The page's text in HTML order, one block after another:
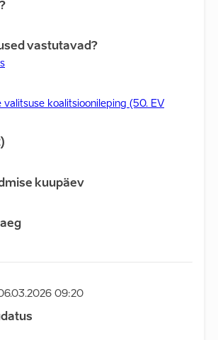
vastutavad?
valitsuse koalitsioonileping (50. EV
kuupäev
09:20